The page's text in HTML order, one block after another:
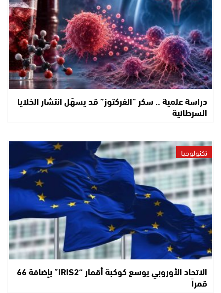
دراسة علمية .. سكر “الفركتوز” قد يسهّل انتشار الخلايا
السرطانية
تكنولوجيا
الاتحاد الأوروبي يوسع كوكبة أقمار “IRIS2” بإضافة 66
قمراً